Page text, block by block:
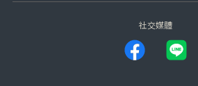
社交媒體